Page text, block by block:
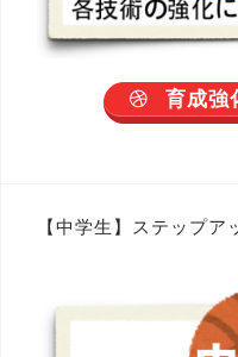
育成強
【中学生】ステップア